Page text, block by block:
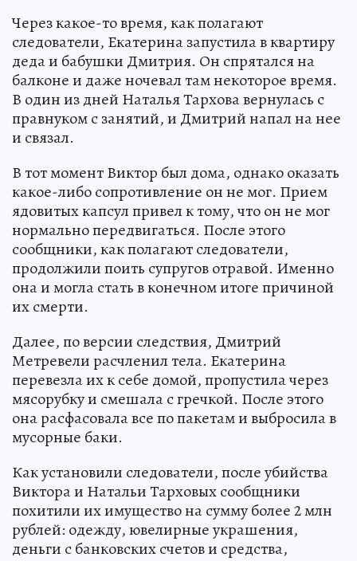
Через какое-то время, как полагают
следователи, Екатерина запустила в квартиру
деда и бабушки Дмитрия. Он спрятался на
балконе и даже ночевал там некоторое время.
В один из дней Наталья Тархова вернулась с
правнуком с занятий, и Дмитрий напал на нее
и связал.
В тот момент Виктор был дома, однако оказать
какое-либо сопротивление он не мог. Прием
ядовитых капсул привел к тому, что он не мог
нормально передвигаться. После этого
сообщники, как полагают следователи,
продолжили поить супругов отравой. Именно
она и могла стать в конечном итоге причиной
их смерти.
Далее, по версии следствия, Дмитрий
Метревели расчленил тела. Екатерина
перевезла их к себе домой, пропустила через
мясорубку и смешала с гречкой. После этого
она расфасовала все по пакетам и выбросила в
мусорные баки.
Как установили следователи, после убийства
Виктора и Натальи Тарховых сообщники
похитили их имущество на сумму более 2 млн
рублей: одежду, ювелирные украшения,
деньги с банковских счетов и средства,